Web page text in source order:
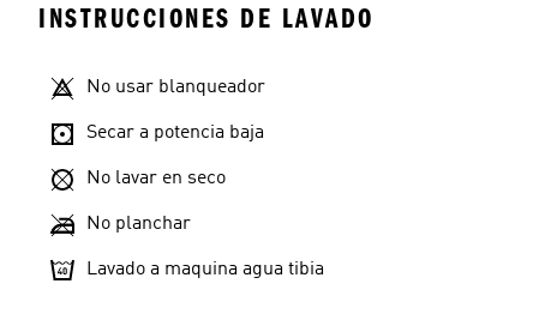
INSTRUCCIONES DE LAVADO
No usar blanqueador
Secar a potencia baja
No lavar en seco
No planchar
Lavado a maquina agua tibia